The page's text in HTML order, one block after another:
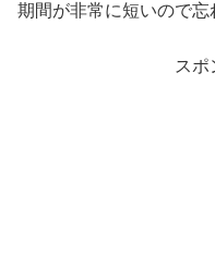
期間が非常に短いので
スポ